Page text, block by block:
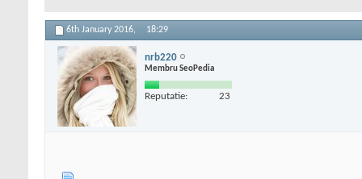
6th January 2016, 18:29
nrb220
Membru SeoPedia
Reputatie: 23